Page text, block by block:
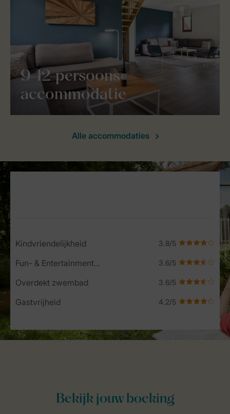
9-12-persoons
accommodatie
Alle accommodaties
Kindvriendelijkheid
Fun- & Entertainment-programma
Overdekt zwembad
Gastvrijheid